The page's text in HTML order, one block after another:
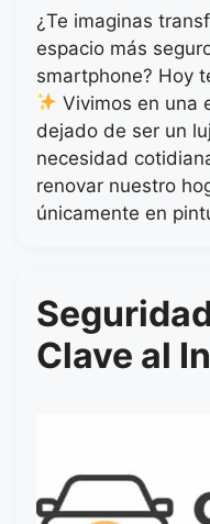
¿Te imaginas
espacio más
smartphone? Hoy
Vivimos en una
dejado de ser un
necesidad
renovar nuestro
únicamente en
Clave al